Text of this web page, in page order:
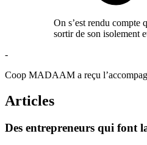
On s’est rendu compte
sortir de son isolement
-
Coop MADAAM a reçu
Articles
Des entrepreneurs qui font